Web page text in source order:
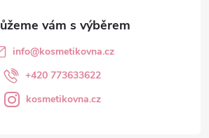
info@kosmetikovna.cz
+420 773633622
kosmetikovna.cz